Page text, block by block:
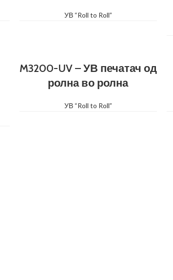
УВ “Roll to Roll”
M3200-UV – УВ печатач од
ролна во ролна
УВ “Roll to Roll”